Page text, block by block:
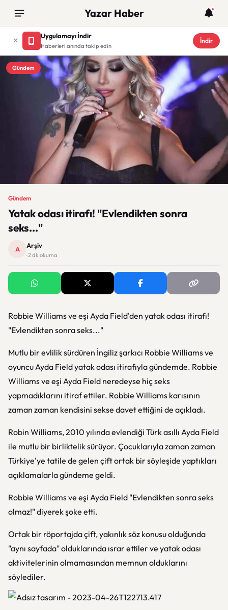
Yazar Haber
Uygulamayı İndir
Haberleri anında takip edin
İndir
Gündem
Gündem
Yatak odası itirafı! "Evlendikten sonra
seks..."
A Arşiv
· 2 dk okuma
Robbie Williams ve eşi Ayda Field'den yatak odası itirafı!
"Evlendikten sonra seks..."
Mutlu bir evlilik sürdüren İngiliz şarkıcı Robbie Williams ve
oyuncu Ayda Field yatak odası itirafıyla gündemde. Robbie
Williams ve eşi Ayda Field neredeyse hiç seks
yapmadıklarını itiraf ettiler. Robbie Williams karısının
zaman zaman kendisini sekse davet ettiğini de açıkladı.
Robin Williams, 2010 yılında evlendiği Türk asıllı Ayda Field
ile mutlu bir birliktelik sürüyor. Çocuklarıyla zaman zaman
Türkiye'ye tatile de gelen çift ortak bir söyleşide yaptıkları
açıklamalarla gündeme geldi.
Robbie Williams ve eşi Ayda Field "Evlendikten sonra seks
olmaz!" diyerek şoke etti.
Ortak bir röportajda çift, yakınlık söz konusu olduğunda
"aynı sayfada" olduklarında ısrar ettiler ve yatak odası
aktivitelerinin olmamasından memnun olduklarını
söylediler.